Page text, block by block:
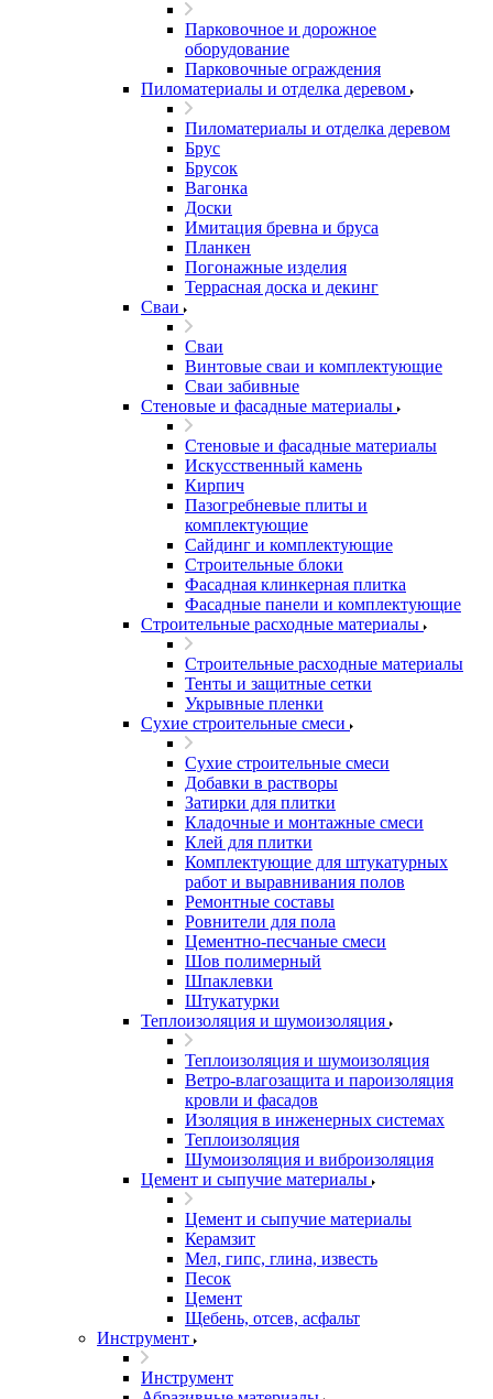
Парковочное и дорожное
оборудование
Парковочные ограждения
Пиломатериалы и отделка деревом
Пиломатериалы и отделка деревом
Брус
Брусок
Вагонка
Доски
Имитация бревна и бруса
Планкен
Погонажные изделия
Террасная доска и декинг
Сваи
Сваи
Винтовые сваи и комплектующие
Сваи забивные
Стеновые и фасадные материалы
Стеновые и фасадные материалы
Искусственный камень
Кирпич
Пазогребневые плиты и
комплектующие
Сайдинг и комплектующие
Строительные блоки
Фасадная клинкерная плитка
Фасадные панели и комплектующие
Строительные расходные материалы
Строительные расходные материалы
Тенты и защитные сетки
Укрывные пленки
Сухие строительные смеси
Сухие строительные смеси
Добавки в растворы
Затирки для плитки
Кладочные и монтажные смеси
Клей для плитки
Комплектующие для штукатурных
работ и выравнивания полов
Ремонтные составы
Ровнители для пола
Цементно-песчаные смеси
Шов полимерный
Шпаклевки
Штукатурки
Теплоизоляция и шумоизоляция
Теплоизоляция и шумоизоляция
Ветро-влагозащита и пароизоляция
кровли и фасадов
Изоляция в инженерных системах
Теплоизоляция
Шумоизоляция и виброизоляция
Цемент и сыпучие материалы
Цемент и сыпучие материалы
Керамзит
Мел, гипс, глина, известь
Песок
Цемент
Щебень, отсев, асфальт
Инструмент
Инструмент